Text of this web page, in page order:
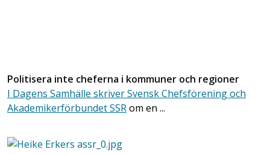
Politisera inte cheferna i kommuner och regioner
I Dagens Samhälle skriver Svensk Chefsförening och
Akademikerförbundet SSRom en ...